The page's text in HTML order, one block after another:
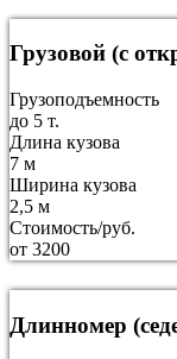
Грузовой (с
Грузоподъемность
до 5 т.
Длина кузова
7 м
Ширина кузова
2,5 м
Стоимость/руб.
от 3200
Длинномер